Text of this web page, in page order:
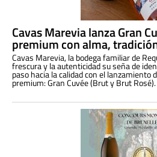
Cavas Marevia lanza Gran
premium con alma,
Cavas Marevia, la bodega familiar de
frescura y la autenticidad su seña de
paso hacia la calidad con el lanzamiento
premium: Gran Cuvée (Brut y Brut Rosé).